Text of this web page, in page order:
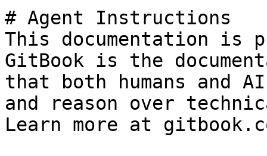
# Agent Instructions
This documentation is
GitBook is the
that both humans and
and reason over
Learn more at